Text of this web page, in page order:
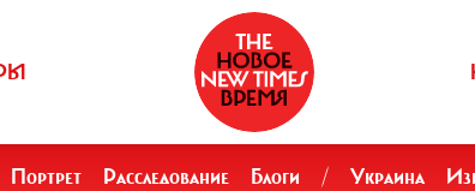
Портрет Расследование Блоги / Украина